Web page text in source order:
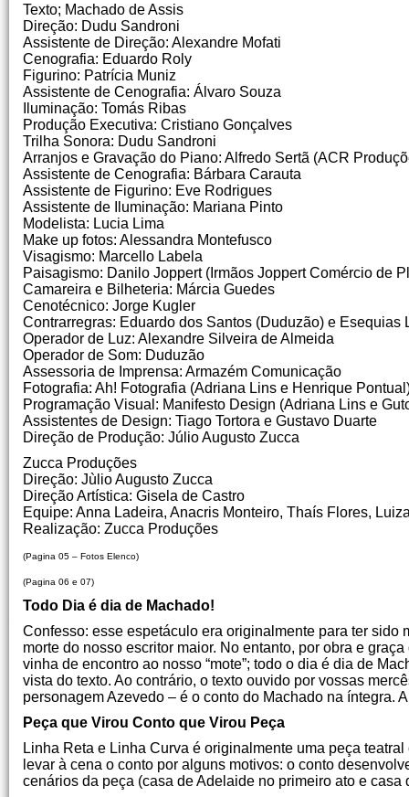
Texto; Machado de Assis
Direção: Dudu Sandroni
Assistente de Direção: Alexandre Mofati
Cenografia: Eduardo Roly
Figurino: Patrícia Muniz
Assistente de Cenografia: Álvaro Souza
Iluminação: Tomás Ribas
Produção Executiva: Cristiano Gonçalves
Trilha Sonora: Dudu Sandroni
Arranjos e Gravação do Piano: Alfredo Sertã (ACR
Assistente de Cenografia: Bárbara Carauta
Assistente de Figurino: Eve Rodrigues
Assistente de Iluminação: Mariana Pinto
Modelista: Lucia Lima
Make up fotos: Alessandra Montefusco
Visagismo: Marcello Labela
Paisagismo: Danilo Joppert (Irmãos Joppert Comércio de
Camareira e Bilheteria: Márcia Guedes
Cenotécnico: Jorge Kugler
Contrarregras: Eduardo dos Santos (Duduzão) e Esequias
Operador de Luz: Alexandre Silveira de Almeida
Operador de Som: Duduzão
Assessoria de Imprensa: Armazém Comunicação
Fotografia: Ah! Fotografia (Adriana Lins e Henrique
Programação Visual: Manifesto Design (Adriana Lins e
Assistentes de Design: Tiago Tortora e Gustavo Duarte
Direção de Produção: Júlio Augusto Zucca
Zucca Produções
Direção: Jùlio Augusto Zucca
Direção Artística: Gisela de Castro
Equipe: Anna Ladeira, Anacris Monteiro, Thaís Flores,
Realização: Zucca Produções
(Pagina 05 – Fotos Elenco)
(Pagina 06 e 07)
Todo Dia é dia de Machado!
Confesso: esse espetáculo era originalmente para ter
morte do nosso escritor maior. No entanto, por obra e
vinha de encontro ao nosso “mote”; todo o dia é dia de
vista do texto. Ao contrário, o texto ouvido por vossas
personagem Azevedo – é o conto do Machado na íntegra.
Peça que Virou Conto que Virou Peça
Linha Reta e Linha Curva é originalmente uma peça
levar à cena o conto por alguns motivos: o conto
cenários da peça (casa de Adelaide no primeiro ato e casa